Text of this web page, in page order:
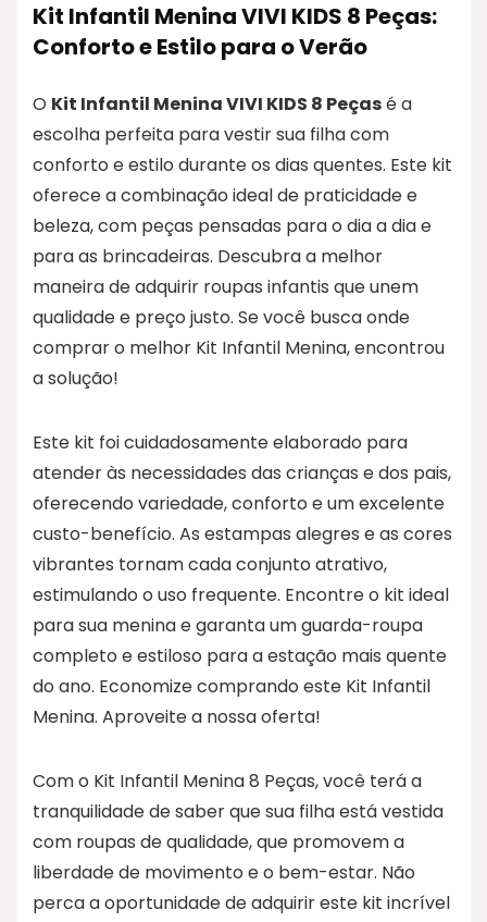
Kit Infantil Menina VIVI KIDS 8 Peças:
Conforto e Estilo para o Verão
O Kit Infantil Menina VIVI KIDS 8 Peçasé a
escolha perfeita para vestir sua filha com
conforto e estilo durante os dias quentes. Este kit
oferece a combinação ideal de praticidade e
beleza, com peças pensadas para o dia a dia e
para as brincadeiras. Descubra a melhor
maneira de adquirir roupas infantis que unem
qualidade e preço justo. Se você busca onde
comprar o melhor Kit Infantil Menina, encontrou
a solução!
Este kit foi cuidadosamente elaborado para
atender às necessidades das crianças e dos pais,
oferecendo variedade, conforto e um excelente
custo-benefício. As estampas alegres e as cores
vibrantes tornam cada conjunto atrativo,
estimulando o uso frequente. Encontre o kit ideal
para sua menina e garanta um guarda-roupa
completo e estiloso para a estação mais quente
do ano. Economize comprando este Kit Infantil
Menina. Aproveite a nossa oferta!
Com o Kit Infantil Menina 8 Peças, você terá a
tranquilidade de saber que sua filha está vestida
com roupas de qualidade, que promovem a
liberdade de movimento e o bem-estar. Não
perca a oportunidade de adquirir este kit incrível